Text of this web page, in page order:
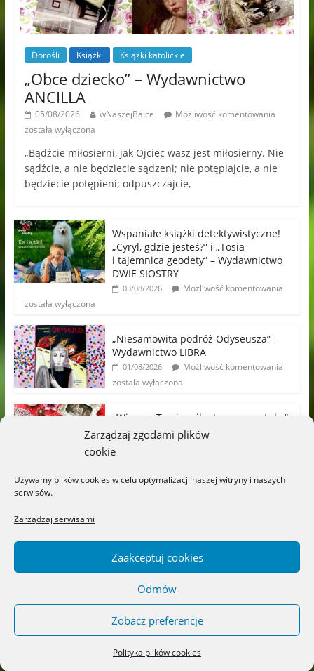
Zarządzaj zgodami plików
cookie
Używamy plików cookies w celu optymalizacji naszej witryny i naszych
serwisów.
Zarządzaj serwisami
Zaakceptuj cookies
Odmów
Zobacz preferencje
Polityka plików cookies
Dorośli Książki Książki katolickie
„Obce dziecko” – Wydawnictwo
ANCILLA
05/08/2026 wNaszejBajce
Możliwość komentowania
została wyłączona
„Bądźcie miłosierni, jak Ojciec wasz jest miłosierny. Nie
sądźcie, a nie będziecie sądzeni; nie potępiajcie, a nie
będziecie potępieni; odpuszczajcie,
Wspaniałe książki detektywistyczne!
„Cyryl, gdzie jesteś?” i „Tosia
i tajemnica geodety” – Wydawnictwo
DWIE SIOSTRY
03/08/2026
Możliwość komentowania
została wyłączona
„Niesamowita podróż Odyseusza” –
Wydawnictwo LIBRA
01/08/2026
Możliwość komentowania
została wyłączona
„Wiersze Tuwima ilustrowane sztuką”
Edukacja-dzieci.pl
została wyłączona
„Zielniczek” – Wydawnictwo
LITERACKIE
18/07/2026
Możliwość komentowania
została wyłączona